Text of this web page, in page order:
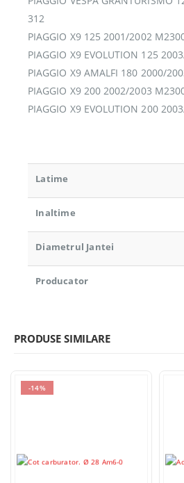
312
PIAGGIO X9 125 2001/2002
PIAGGIO X9 EVOLUTION 125
PIAGGIO X9 AMALFI 180 2000/
PIAGGIO X9 200 2002/2003
PIAGGIO X9 EVOLUTION 200
Latime
Inaltime
Diametrul Jantei
Producator
PRODUSE SIMILARE
-14%